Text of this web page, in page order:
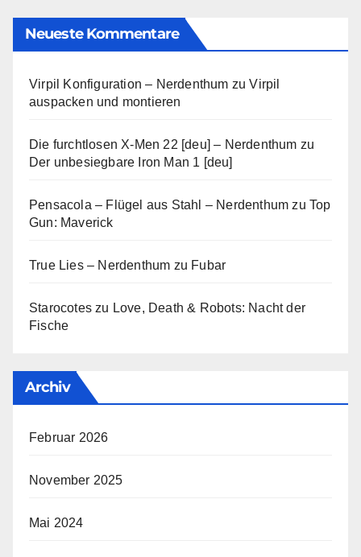
Neueste Kommentare
Virpil Konfiguration – Nerdenthum zuVirpil
auspacken und montieren
Die furchtlosen X-Men 22 [deu] – Nerdenthum zu
Der unbesiegbare Iron Man 1 [deu]
Pensacola – Flügel aus Stahl – Nerdenthum zuTop
Gun: Maverick
True Lies – Nerdenthum zu Fubar
Starocotes zu Love, Death & Robots: Nacht der
Fische
Archiv
Februar 2026
November 2025
Mai 2024